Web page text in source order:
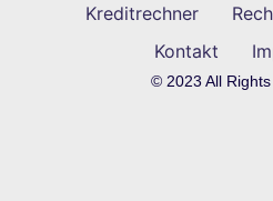
Kreditrechner
Kontakt
© 2023 All Rights